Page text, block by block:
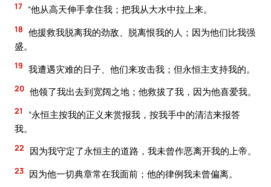
17 “他从高天伸手拿住我；把我从大水中拉上来。
18 他援救我脱离我的劲敌、脱离恨我的人；因为他们比我强
盛。
19 我遭遇灾难的日子、他们来攻击我；但永恒主支持我的。
20 他领了我出去到宽阔之地；他救拔了我，因为他喜爱我。
21
“永恒主按我的正义来赏报我，按我手中的清洁来报答
我。
22 因为我守定了永恒主的道路，我未曾作恶离开我的上帝。
23 因为他一切典章常在我面前；他的律例我未曾偏离。